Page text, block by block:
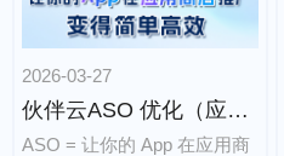
2026-03-27
伙伴云ASO 优化（应用商店优化）极简实操版
ASO = 让你的 App 在应用商